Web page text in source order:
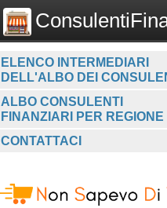
ELENCO INTERMEDIARI
DELL'ALBO DEI
ALBO CONSULENTI
FINANZIARI PER REGIONE
CONTATTACI